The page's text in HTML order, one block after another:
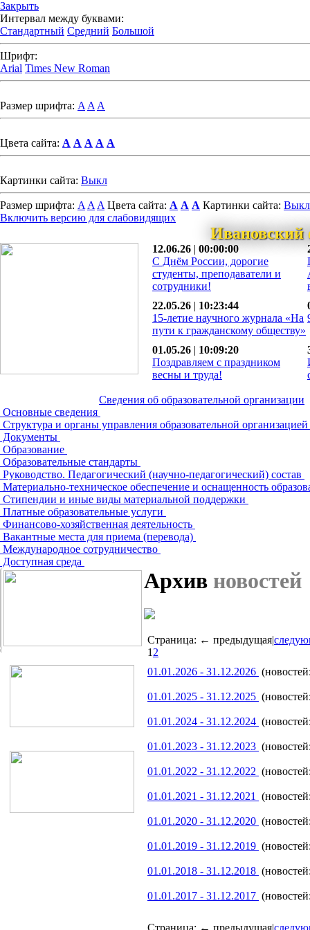
Закрыть
Интервал между буквами:
Стандартный Средний Большой
Шрифт:
Arial Times New Roman
Размер шрифта: A A A
Цвета сайта: A A A A A
Картинки сайта: Выкл
Размер шрифта: A A A Цвета сайта: A A A Картинки сайта: Выкл
Включить версию для слабовидящих
12.06.26 | 00:00:00
С Днём России, дорогие
студенты, преподаватели и
сотрудники!
22.05.26 | 10:23:44
15-летие научного журнала «На
пути к гражданскому обществу»
01.05.26 | 10:09:20
Поздравляем с праздником
весны и труда!
Сведения об образовательной организации
Основные сведения
Структура и органы управления образовательной организацией
Документы
Образование
Образовательные стандарты
Руководство. Педагогический (научно-педагогический) состав
Материально-техническое обеспечение и оснащенность
Стипендии и иные виды материальной поддержки
Платные образовательные услуги
Финансово-хозяйственная деятельность
Вакантные места для приема (перевода)
Международное сотрудничество
Доступная среда
Архив новостей
Страница: ← предыдущая|
12
01.01.2026 - 31.12.2026
01.01.2025 - 31.12.2025
01.01.2024 - 31.12.2024
01.01.2023 - 31.12.2023
01.01.2022 - 31.12.2022
01.01.2021 - 31.12.2021
01.01.2020 - 31.12.2020
01.01.2019 - 31.12.2019
01.01.2018 - 31.12.2018
01.01.2017 - 31.12.2017